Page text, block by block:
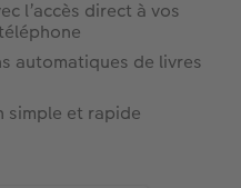
l’accès direct à vos
automatiques de livres
simple et rapide